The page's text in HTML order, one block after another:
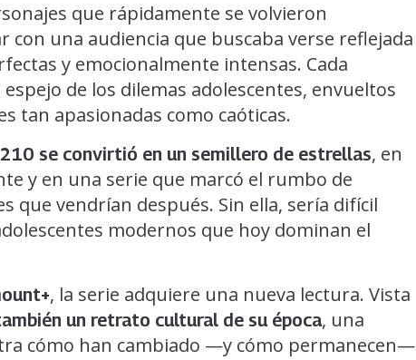
que rápidamente se volvieron
una audiencia que buscaba verse reflejada
y emocionalmente intensas. Cada
de los dilemas adolescentes, envueltos
tan apasionadas como caóticas.
se convirtió en un semillero de estrellas, en
y en una serie que marcó el rumbo de
que vendrían después. Sin ella, sería difícil
modernos que hoy dominan el
, la serie adquiere una nueva lectura. Vista
un retrato cultural de su época, una
cómo han cambiado —y cómo permanecen—